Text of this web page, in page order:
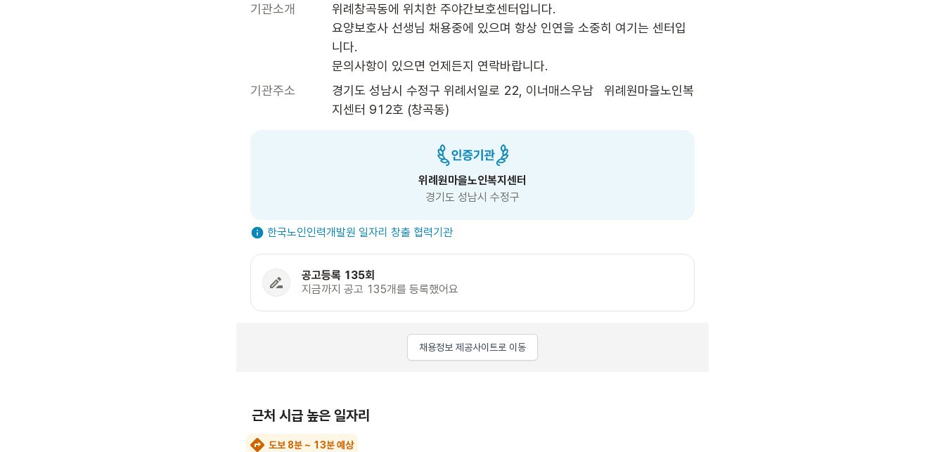
기관소개
위례창곡동에 위치한 주야간보호센터입니다.
요양보호사 선생님 채용중에 있으며 항상 인연을 소중히 여기는 센터입
니다.
문의사항이 있으면 언제든지 연락바랍니다.
기관주소
경기도 성남시 수정구 위례서일로 22, 이너매스우남   위례원마을노인복
지센터 912호 (창곡동)
위례원마을노인복지센터
경기도 성남시 수정구
한국노인인력개발원 일자리 창출 협력기관
공고등록 135회
지금까지 공고 135개를 등록했어요
채용정보 제공사이트로 이동
근처 시급 높은 일자리
도보 8분 ~ 13분 예상